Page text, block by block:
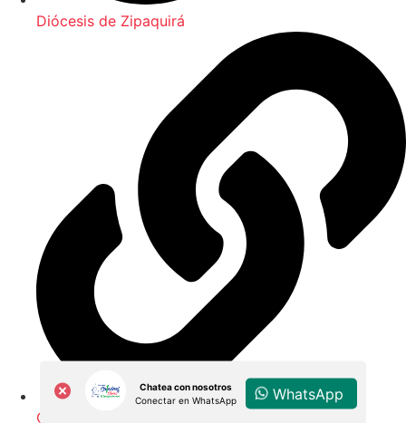
Diócesis de Zipaquirá
Contacto
Chatea con nosotros
Conectar en WhatsApp
WhatsApp